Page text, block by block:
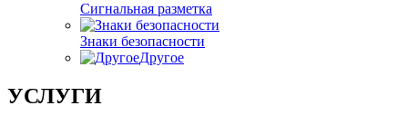
Сигнальная разметка
Знаки безопасности
Другое
УСЛУГИ